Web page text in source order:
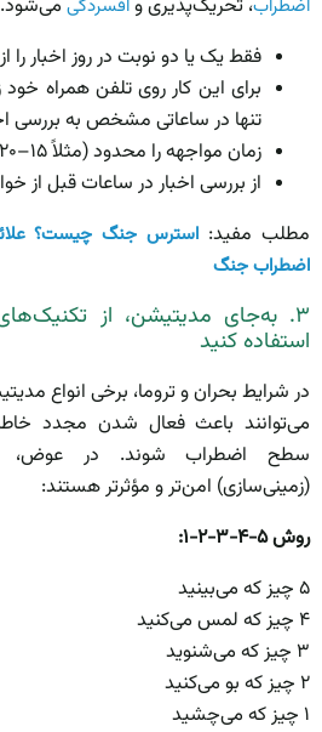
اضطراب، تحریک‌پذیری وافسردگی
فقط یک یا دو نوبت در روز اخبار را
برای این کار روی تلفن همراه
تنها در ساعاتی مشخص به بررسی
زمان مواجهه را محدود (مثلاً ۱۵–۲۰ دقیقه) نگه دارید.
از بررسی اخبار در ساعات قبل از
مطلب مفید: استرس جنگ چیست؟
اضطراب جنگ
۳. به‌جای مدیتیشن، از
استفاده کنید
در شرایط بحران و تروما، برخی انواع
می‌توانند باعث فعال شدن مجدد
(زمینی‌سازی) امن‌تر و مؤثرتر هستند:
روش ۵-۴-۳-۲-۱:
۵ چیز که می‌بینید
۴ چیز که لمس می‌کنید
۳ چیز که می‌شنوید
۲ چیز که بو می‌کنید
۱ چیز که می‌چشید